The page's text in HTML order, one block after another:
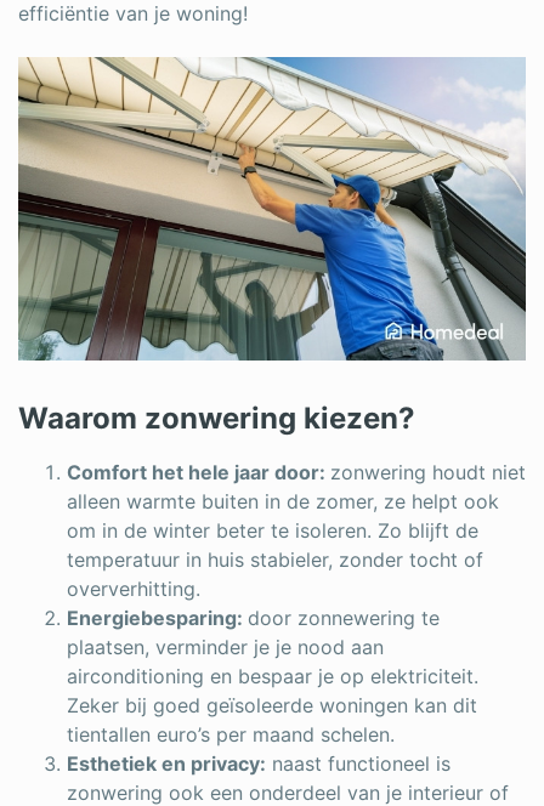
efficiëntie van je woning!
Waarom zonwering kiezen?
Comfort het hele jaar door: zonwering houdt niet
alleen warmte buiten in de zomer, ze helpt ook
om in de winter beter te isoleren. Zo blijft de
temperatuur in huis stabieler, zonder tocht of
oververhitting.
Energiebesparing: door zonnewering te
plaatsen, verminder je je nood aan
airconditioning en bespaar je op elektriciteit.
Zeker bij goed geïsoleerde woningen kan dit
tientallen euro’s per maand schelen.
Esthetiek en privacy: naast functioneel is
zonwering ook een onderdeel van je interieur of